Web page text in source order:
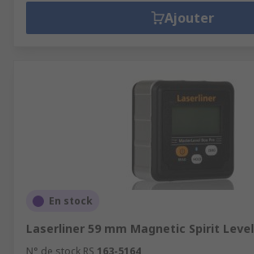
Ajouter
En stock
Laserliner 59 mm Magnetic Spirit Level
N° de stock RS 163-5164